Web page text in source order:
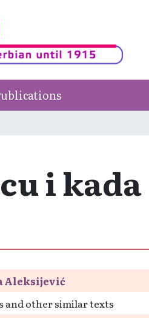
i kada
Aleksijević
and other similar texts